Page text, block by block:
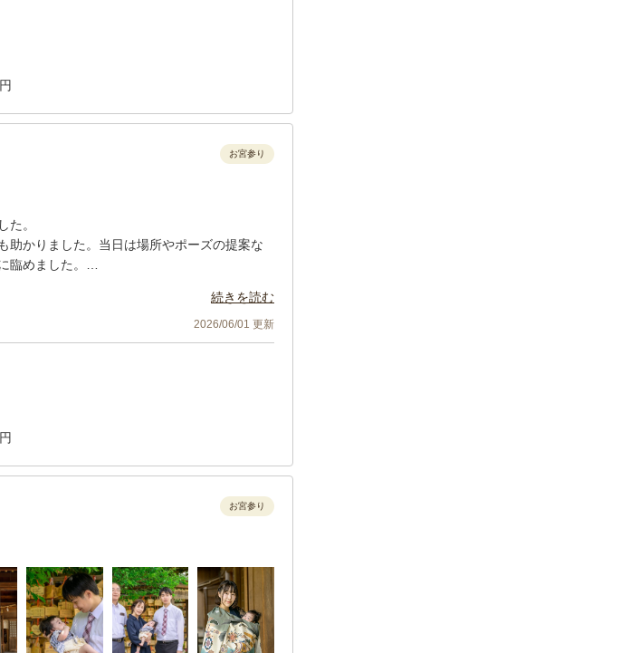
円
お宮参り
た。
助かりました。当日は場所やポーズの提案な
臨めました。
続きを読む
2026/06/01 更新
円
お宮参り